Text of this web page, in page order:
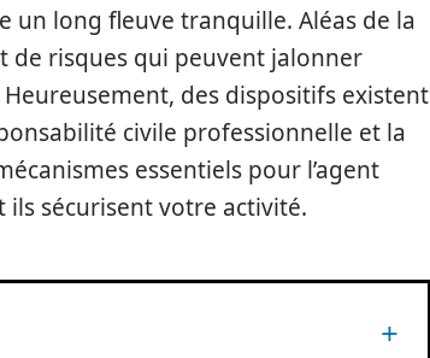
un long fleuve tranquille. Aléas de la
de risques qui peuvent jalonner
Heureusement, des dispositifs existent
civile professionnelle et la
essentiels pour l’agent
sécurisent votre activité.